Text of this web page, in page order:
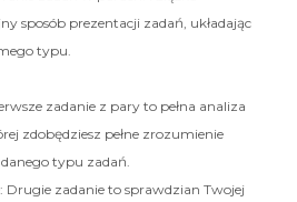
sposób prezentacji zadań, układając
typu.
zadanie z pary to pełna analiza
zdobędziesz pełne zrozumienie
typu zadań.
zadanie to sprawdzian Twojej